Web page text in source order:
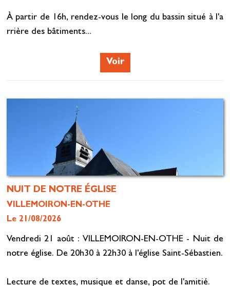
À partir de 16h, rendez-vous le long du bassin situé à l'a
rrière des bâtiments...
Voir
NUIT DE NOTRE ÉGLISE
VILLEMOIRON-EN-OTHE
Le 21/08/2026
Vendredi 21 août : VILLEMOIRON-EN-OTHE - Nuit de
notre église. De 20h30 à 22h30 à l'église Saint-Sébastien.
Lecture de textes, musique et danse, pot de l'amitié.